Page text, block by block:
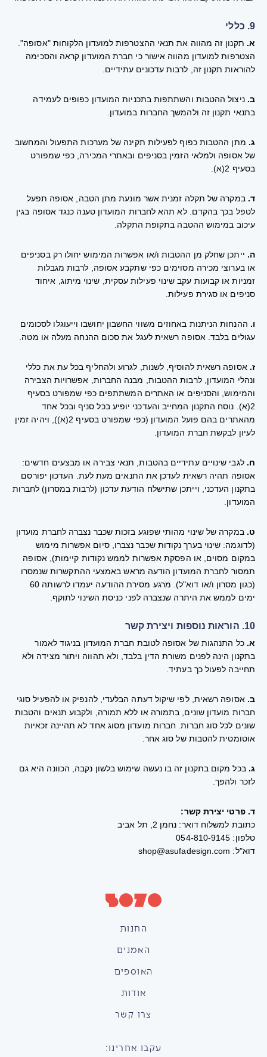
9. כללי
א. תקנון זה מהווה את תנאי ההצטרפות למועדון הלקוחות "אסופה".
הצטרפות למועדון מהווה אישור כי חברת המועדון קראה והסכימה
להוראות תקנון זה, לרבות עדכונים עתידיים.
ב. ניצול ההטבות והשתתפות בתכניות המועדון כפופים לעמידה
בתנאי תקנון זה ולהמשך החברות במועדון.
ג. מתן ההטבות כפוף לפעילות תקינה של מערכות התפעול והמחשוב
של אסופה ולמלאי הזמין בסניפים ובאתרי המכירה, כפי שמפורט
בסעיף 2(א).
ד. במקרה של תקלה זמנית אשר מונעת מתן הטבה, אסופה תפעל
לטפל בכך בהקדם. לא תהא לחברות המועדון טענה כנגד אסופה בגין
עיכוב במימוש ההטבה בתקופת התקלה.
ה. ייתכן שחלק מן ההטבות ו/או אפשרות המימוש יחולו רק בסניפים
או בערוצי מכירה מסוימים כפי שתקבע אסופה, לרבות מגבלות
זמניות או קבועות עקב שינוי פעילות עסקית, שינוי מיתוג, איחוד
סניפים או סגירת פעילות.
ו. ההנחות הניתנות באחוזים משווי החשבון יחושבו וייעוגלו לסכומים
עגולים בלבד. אסופה רשאית לעגל את סכום ההנחה מעלה או מטה.
ז. אסופה רשאית להוסיף, לשנות, לגרוע ולהחליף בכל עת את כללי
ונהלי המועדון, לרבות ההטבות, מבנה החברות, אפשרויות הצבירה
והמימוש, והסניפים או האתרים המשתתפים כפי שמפורט בסעיף
2(א). נוסח התקנון המחייב והעדכני יופיע בכל סניף ובכל אחד
מהאתרים בהם פועל המועדון (כפי שמפורט בסעיף 2(א)), ויהיה זמין
לעיון לבקשת חברת המועדון.
ח. לגבי שינויים עתידיים בהטבות, תנאי צבירה או מבצעים חדשים:
אסופה תהיה רשאית לעדכן את התנאים מעת לעת. העדכון יפורסם
בתקנון העדכני, וייתכן שתישלח הודעת עדכון (לרבות במסרון) לחברות
המועדון.
ט. במקרה של שינוי מהותי שפוגע בזכות שכבר נצברה לחברת מועדון
(לדוגמה: שינוי בערך נקודות שכבר נצברו, סיום אפשרות מימוש
במקום מסוים, או הפסקת אפשרות לממש נקודות קיימות), אסופה
תמסור לחברת המועדון הודעה מראש באמצעי ההתקשרות שנמסרו
(כגון מסרון ו/או דוא"ל). מרגע מסירת ההודעה יעמדו לרשותה 60
ימים לממש את היתרה שנצברה לפני כניסת השינוי לתוקף.
10. הוראות נוספות ויצירת קשר
א. כל התנהגות של אסופה לטובת חברת המועדון בניגוד לאמור
בתקנון הינה לפנים משורת הדין בלבד, ולא תהווה ויתור מצידה ולא
תחייבה לפעול כך בעתיד.
ב. אסופה רשאית, לפי שיקול דעתה הבלעדי, להנפיק או להפעיל סוגי
חברות מועדון שונים, בתמורה או ללא תמורה, ולקבוע תנאים והטבות
שונים לכל סוג חברות. חברות מועדון מסוג אחד לא תהיינה זכאיות
אוטומטית להטבות של סוג אחר.
ג. בכל מקום בתקנון זה בו נעשה שימוש בלשון נקבה, הכוונה היא גם
לזכר ולהפך.
ד. פרטי יצירת קשר:
כתובת למשלוח דואר: נחמן 2, תל אביב
טלפון: 054-810-9145
דוא"ל: shop@asufadesign.com
החנות
האמנים
האוספים
אודות
צרו קשר
עקבו אחרינו: